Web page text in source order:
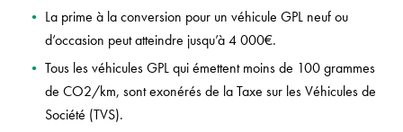
La prime à la conversion pour un véhicule GPL neuf ou
d’occasion peut atteindre jusqu’à 4 000€.
Tous les véhicules GPL qui émettent moins de 100 grammes
de CO2/km, sont exonérés de la Taxe sur les Véhicules de
Société (TVS).